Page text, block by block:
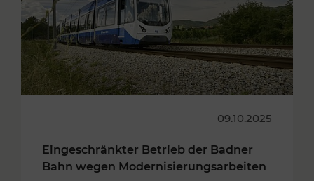
09.10.2025
Eingeschränkter Betrieb der Badner
Bahn wegen Modernisierungsarbeiten